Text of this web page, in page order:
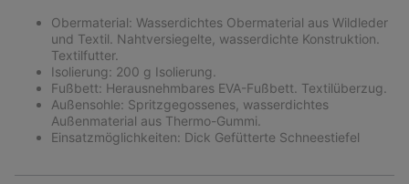
Obermaterial: Wasserdichtes Obermaterial aus Wildleder
und Textil. Nahtversiegelte, wasserdichte Konstruktion.
Textilfutter.
Isolierung: 200 g Isolierung.
Fußbett: Herausnehmbares EVA-Fußbett. Textilüberzug.
Außensohle: Spritzgegossenes, wasserdichtes
Außenmaterial aus Thermo-Gummi.
Einsatzmöglichkeiten: Dick Gefütterte Schneestiefel